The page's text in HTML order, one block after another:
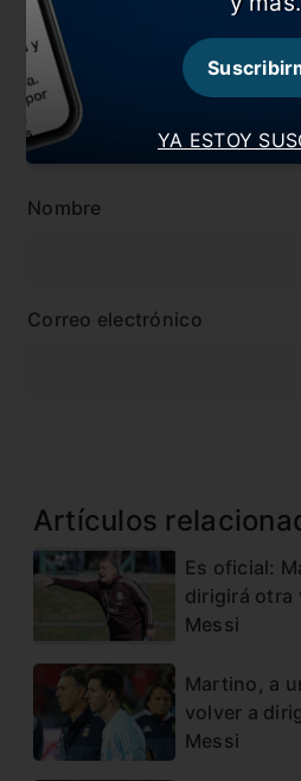
Nombre
Correo electrónico
Artículos
Es oficial:
dirigirá otra
Messi
Martino, a
volver a
Messi
YA ESTOY